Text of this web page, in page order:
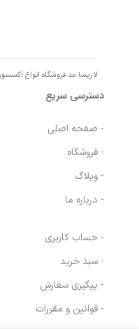
لاریسا مد فروشگاه انواع
دسترسی سریع
- صفحه اصلی
- فروشگاه
- وبلاگ
- درباره ما
- حساب کاربری
- سبد خرید
- پیگیری سفارش
- قوانین و مقررات